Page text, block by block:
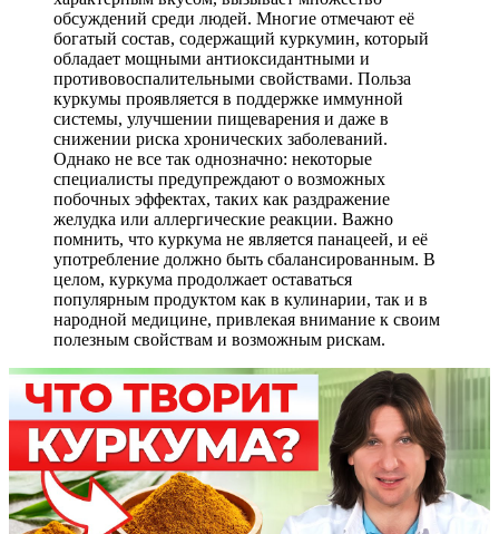
обсуждений среди людей. Многие отмечают её
богатый состав, содержащий куркумин, который
обладает мощными антиоксидантными и
противовоспалительными свойствами. Польза
куркумы проявляется в поддержке иммунной
системы, улучшении пищеварения и даже в
снижении риска хронических заболеваний.
Однако не все так однозначно: некоторые
специалисты предупреждают о возможных
побочных эффектах, таких как раздражение
желудка или аллергические реакции. Важно
помнить, что куркума не является панацеей, и её
употребление должно быть сбалансированным. В
целом, куркума продолжает оставаться
популярным продуктом как в кулинарии, так и в
народной медицине, привлекая внимание к своим
полезным свойствам и возможным рискам.